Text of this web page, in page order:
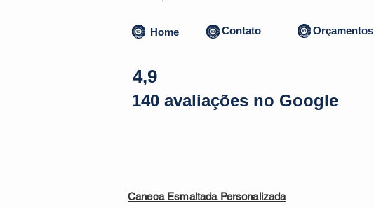
Home Contato Orçamentos
4,9
140 avaliações no Google
Caneca Esmaltada Personalizada